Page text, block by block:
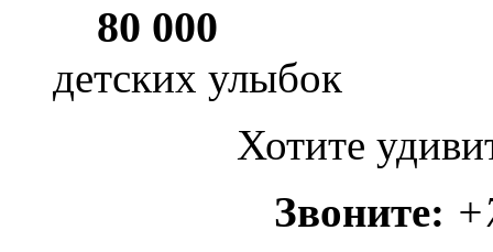
80 000
детских улыбок
Хотите
Звоните: